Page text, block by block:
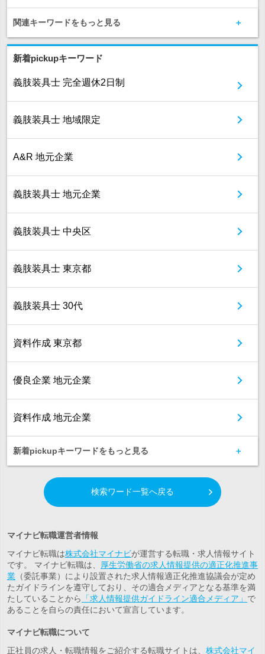
関連キーワードをもっと見る
新着pickupキーワード
義肢装具士 完全週休2日制
義肢装具士 地域限定
A&R 地元企業
義肢装具士 地元企業
義肢装具士 中央区
義肢装具士 東京都
義肢装具士 30代
資料作成 東京都
優良企業 地元企業
資料作成 地元企業
新着pickupキーワードをもっと見る
検索ワード一覧へ戻る
マイナビ転職運営者情報
マイナビ転職は株式会社マイナビが運営する転職・求人情報サイト
です。 マイナビ転職は、
厚生労働省の求人情報提供の適正化推進事
業 （委託事業）により設置された求人情報適正化推進協議会が定め
たガイドラインを遵守しており、その適合メディアとなる基準を満
たしていることから
「求人情報提供ガイドライン適合メディア」 で
あることを自らの責任において宣言しています。
マイナビ転職について
正社員の求人・転職情報をご紹介する転職サイトは、 株式会社マイ